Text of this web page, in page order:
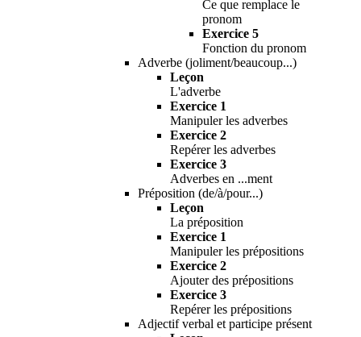
Ce que remplace le
pronom
Exercice 5
Fonction du pronom
Adverbe (joliment/beaucoup...)
Leçon
L'adverbe
Exercice 1
Manipuler les adverbes
Exercice 2
Repérer les adverbes
Exercice 3
Adverbes en ...ment
Préposition (de/à/pour...)
Leçon
La préposition
Exercice 1
Manipuler les prépositions
Exercice 2
Ajouter des prépositions
Exercice 3
Repérer les prépositions
Adjectif verbal et participe présent